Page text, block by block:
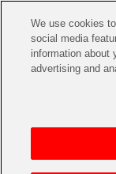
CHANNEL
アイドルマスター
アイドルマスター
イベントグッズ
トイ・ホビー
We use cookies
social media
information about
advertising and